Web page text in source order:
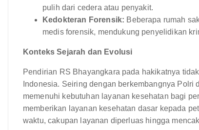
pulih dari cedera atau penyakit.
Kedokteran Forensik: Beberapa rumah
medis forensik, mendukung penyelidikan
Konteks Sejarah dan Evolusi
Pendirian RS Bhayangkara pada hakikatnya
Indonesia. Seiring dengan berkembangnya
memenuhi kebutuhan layanan kesehatan bagi
memberikan layanan kesehatan dasar kepada
waktu, cakupan layanan diperluas hingga